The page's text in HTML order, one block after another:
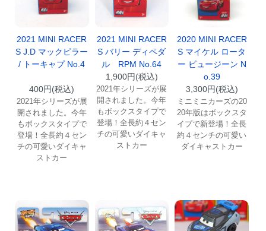
2021 MINI RACER
S J.D マックピラー
/ トーキャプ No.4
400円(税込)
2021年シリーズが展
開されました。今年
もボックスタイプで
登場！全長約４セン
チの可愛いダイキャ
ストカー
2021 MINI RACER
S バリー ディペダ
ル RPM No.64
1,900円(税込)
2021年シリーズが展
開されました。今年
もボックスタイプで
登場！全長約４セン
チの可愛いダイキャ
ストカー
2020 MINI RACER
S マイケル ロータ
ー ビュージーン N
o.39
3,300円(税込)
ミニミニカーズの20
20年版はボックスタ
イプで新登場！全長
約４センチの可愛い
ダイキャストカー